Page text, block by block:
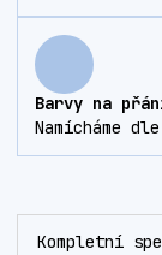
Barvy na
Namícháme
Kompletní